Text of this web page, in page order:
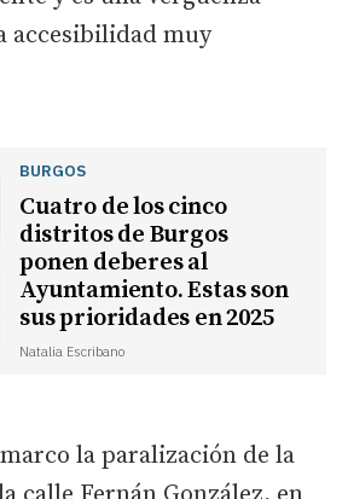
accesibilidad muy
BURGOS
Cuatro de los cinco
distritos de Burgos
ponen deberes al
Ayuntamiento. Estas son
sus prioridades en 2025
Natalia Escribano
la paralización de la